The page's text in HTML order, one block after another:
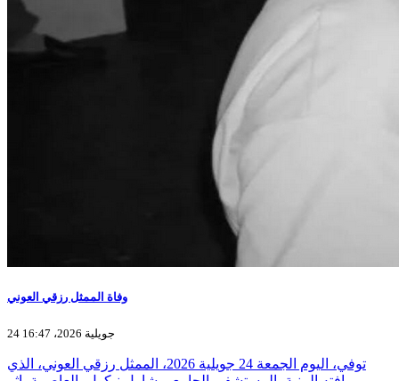
وفاة الممثل رزقي العوني
24 جويلية 2026، 16:47
توفي، اليوم الجمعة 24 جويلية 2026، الممثل رزقي العوني، الذي